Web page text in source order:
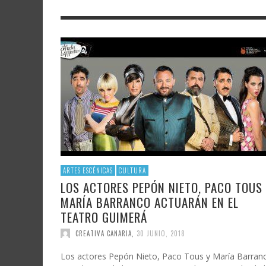
AUDIOVISUAL
POLÍTICA CULTURAL
FOTOGRAFÍA Y ARTES PLÁSTICAS
SAMIR DELGADO
ARTE
LIBRE
POLÍTICA CIENTÍFICA
MATEMÁTICAS, FÍSICA Y QUÍMICA
CIENCIAS SOCIALES
ARTES ESCÉNICAS CULTURA
LOS ACTORES PEPÓN NIETO, PACO
MARÍA BARRANCO ACTUARÁN EN EL
TEATRO GUIMERÁ
CREATIVA CANARIA 30 JUNIO, 2018
Los actores Pepón Nieto, Paco Tous y María